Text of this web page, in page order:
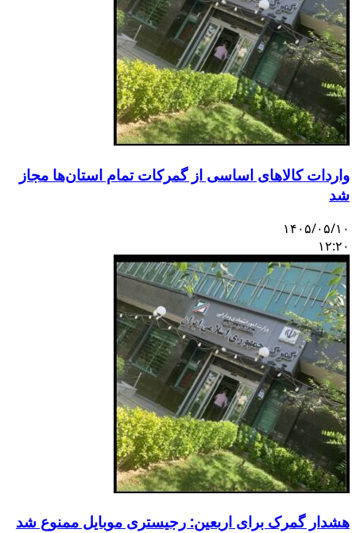
واردات کالاهای اساسی از گمرکات تمام استان‌ها مجاز
شد
۱۴۰۵/۰۵/۱۰
۱۲:۲۰
هشدار گمرک برای اربعین: رجیستری موبایل ممنوع شد